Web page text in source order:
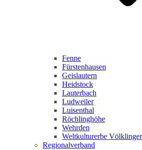
Fenne
Fürstenhausen
Geislautern
Heidstock
Lauterbach
Ludweiler
Luisenthal
Röchlinghöhe
Wehrden
Weltkulturerbe
Regionalverband